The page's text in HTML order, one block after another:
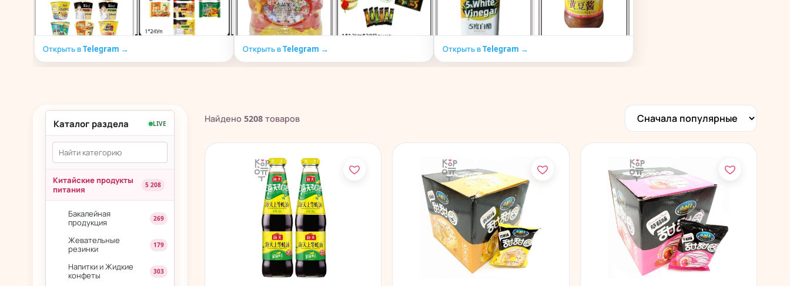
Открыть в Telegram → Открыть в Telegram → Открыть в Telegram →
Каталог раздела LIVE
Китайские продукты
питания
5 208
Бакалейная
продукция
269
Жевательные
резинки
179
Напитки и Жидкие
конфеты
303
Найдено 5208 товаров